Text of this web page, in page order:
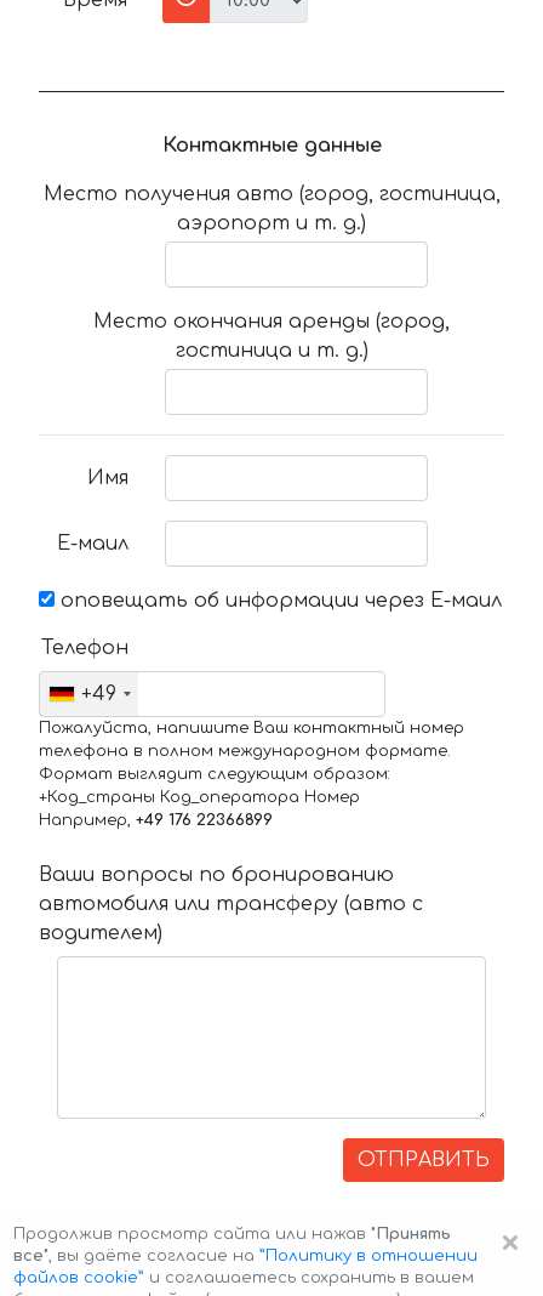
Контактные данные
Место получения авто (город, гостиница,
аэропорт и т. д.)
Место окончания аренды (город,
гостиница и т. д.)
Имя
Е-маил
оповещать об информации через Е-маил
Телефон
+49
Пожалуйста, напишите Ваш контактный номер
телефона в полном международном формате.
Формат выглядит следующим образом:
+Код_страны Код_оператора Номер
Например, +49 176 22366899
Ваши вопросы по бронированию
автомобиля или трансферу (авто с
водителем)
ОТПРАВИТЬ
×
Продолжив просмотр сайта или нажав "Принять
все", вы даёте согласие на ”Политику в отношении
файлов cookie” и соглашаетесь сохранить в вашем